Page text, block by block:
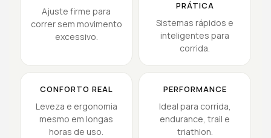
Ajuste firme para
correr sem movimento
excessivo.
PRÁTICA
Sistemas rápidos e
inteligentes para
corrida.
CONFORTO REAL
Leveza e ergonomia
mesmo em longas
horas de uso.
PERFORMANCE
Ideal para corrida,
endurance, trail e
triathlon.